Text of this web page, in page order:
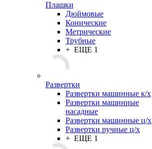
Плашки
Дюймовые
Конические
Метрические
Трубные
+ ЕЩЕ 1
Развертки
Развертки машинные к/х
Развертки машинные
насадные
Развертки машинные ц/х
Развертки ручные ц/х
+ ЕЩЕ 1